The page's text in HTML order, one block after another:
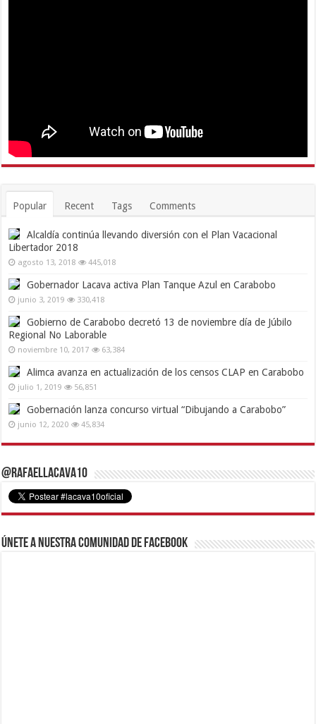
Popular Recent Tags Comments
Alcaldía continúa llevando diversión con el Plan Vacacional
Libertador 2018
agosto 13, 2018 445,018
Gobernador Lacava activa Plan Tanque Azul en Carabobo
junio 3, 2019 330,418
Gobierno de Carabobo decretó 13 de noviembre día de Júbilo
Regional No Laborable
noviembre 10, 2017 63,384
Alimca avanza en actualización de los censos CLAP en Carabobo
julio 1, 2019 56,851
Gobernación lanza concurso virtual “Dibujando a Carabobo”
junio 12, 2020 45,834
@RafaelLacava10
Únete a nuestra comunidad de Facebook